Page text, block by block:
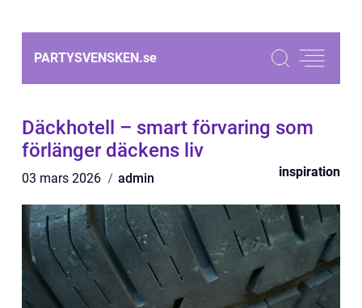
PARTYSVENSKEN.se
Däckhotell – smart förvaring som
förlänger däckens liv
03 mars 2026 admin inspiration